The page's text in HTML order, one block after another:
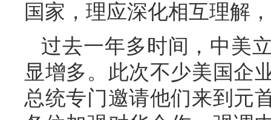
国家，理应深化相互理解
过去一年多时间，中美
显增多。此次不少美国企
总统专门邀请他们来到元